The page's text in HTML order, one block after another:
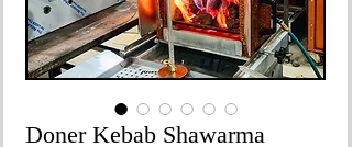
Doner Kebab Shawarma